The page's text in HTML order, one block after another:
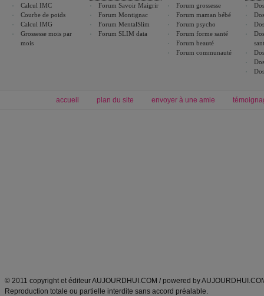
Calcul IMC
Courbe de poids
Calcul IMG
Grossesse mois par
mois
Forum Savoir Maigrir
Forum Montignac
Forum MentalSlim
Forum SLIM data
Forum grossesse
Forum maman bébé
Forum psycho
Forum forme santé
Forum beauté
Forum communauté
accueil plan du site envoyer à une amie
© 2011 copyright et éditeur AUJOURDHUI.COM / powered by
Reproduction totale ou partielle interdite sans accord préalable.